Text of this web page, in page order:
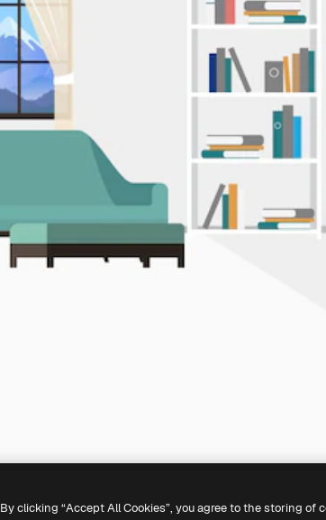
By clicking “Accept All Cookies”, you agree to the storing of